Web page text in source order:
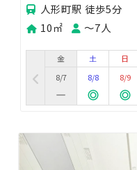
人形町駅 徒歩5分
10㎡
〜7人
金
8/7
土
8/8
日
8/9